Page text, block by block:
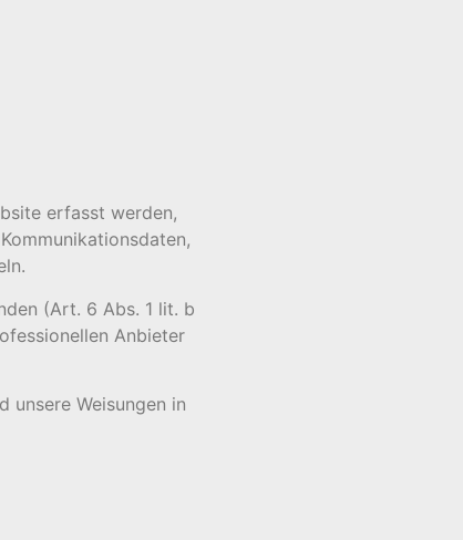
erfasst werden,
(Art. 6 Abs. 1 lit. b
Anbieter
Weisungen in